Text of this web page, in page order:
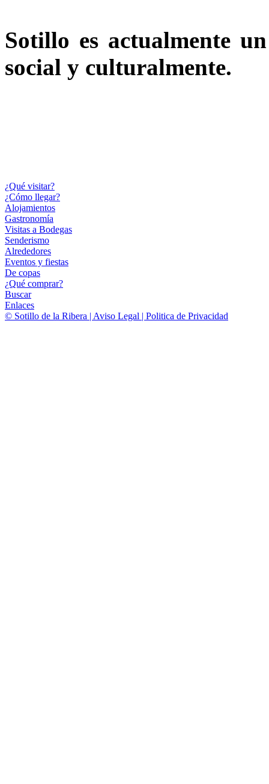
Sotillo es actualmente
social y culturalmente.
¿Qué visitar?
¿Cómo llegar?
Alojamientos
Gastronomía
Visitas a Bodegas
Senderismo
Alrededores
Eventos y fiestas
De copas
¿Qué comprar?
Buscar
Enlaces
© Sotillo de la Ribera | Aviso Legal | Politica de Privacidad